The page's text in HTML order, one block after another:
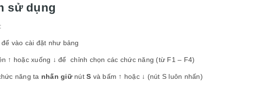
sử dụng
để vào cài đặt như bảng
↑ hoặc xuống ↓ để chỉnh chọn các chức năng (từ F1 – F4)
năng ta nhấn giữnút S và bấm ↑ hoặc ↓ (nút S luôn nhấn)